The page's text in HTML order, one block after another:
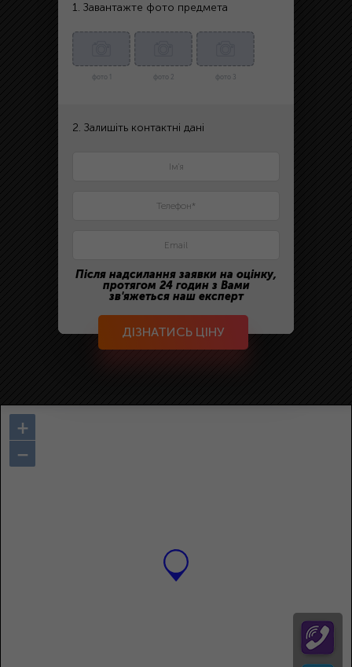
1. Завантажте фото предмета
фото 1 фото 2 фото 3
2. Залишіть контактні дані
Після надсилання заявки на оцінку,
протягом 24 годин з Вами
зв'яжеться наш експерт
ДІЗНАТИСЬ ЦІНУ
+
−